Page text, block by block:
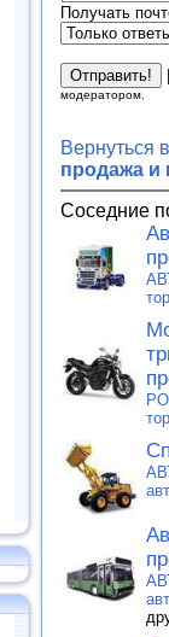
Получать
модератором.
Вернуться
продажа и
Соседние